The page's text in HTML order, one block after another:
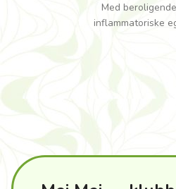
Med
inflammatoriske